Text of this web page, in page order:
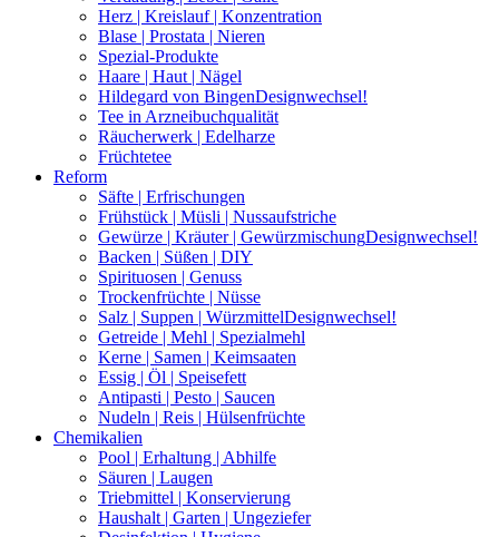
Herz | Kreislauf | Konzentration
Blase | Prostata | Nieren
Spezial-Produkte
Haare | Haut | Nägel
Hildegard von BingenDesignwechsel!
Tee in Arzneibuchqualität
Räucherwerk | Edelharze
Früchtetee
Reform
Säfte | Erfrischungen
Frühstück | Müsli | Nussaufstriche
Gewürze | Kräuter | GewürzmischungDesignwechsel!
Backen | Süßen | DIY
Spirituosen | Genuss
Trockenfrüchte | Nüsse
Salz | Suppen | WürzmittelDesignwechsel!
Getreide | Mehl | Spezialmehl
Kerne | Samen | Keimsaaten
Essig | Öl | Speisefett
Antipasti | Pesto | Saucen
Nudeln | Reis | Hülsenfrüchte
Chemikalien
Pool | Erhaltung | Abhilfe
Säuren | Laugen
Triebmittel | Konservierung
Haushalt | Garten | Ungeziefer